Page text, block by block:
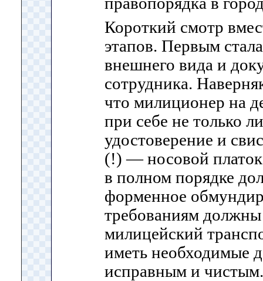
Короткий смотр
этапов. Первым
внешнего вида и
сотрудника.
что милиционер на
при себе не только
удостоверение и
(!) — носовой платок
в полном порядке
форменное
требованиям должны
милицейский
иметь необходимые
исправным и чистым.